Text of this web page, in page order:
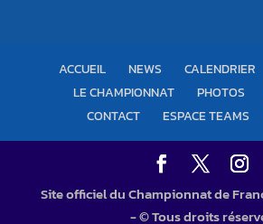
ACCUEIL NEWS CALENDRIER
LE CHAMPIONNAT
PHOTOS
CONTACT
ESPACE TEAMS
Site officiel du Championnat de
- © Tous droits